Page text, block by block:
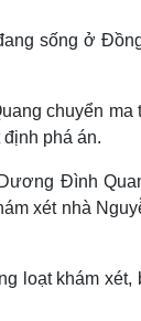
sống ở
chuyển ma
phá án.
Đình
xét nhà
loạt khám xét,